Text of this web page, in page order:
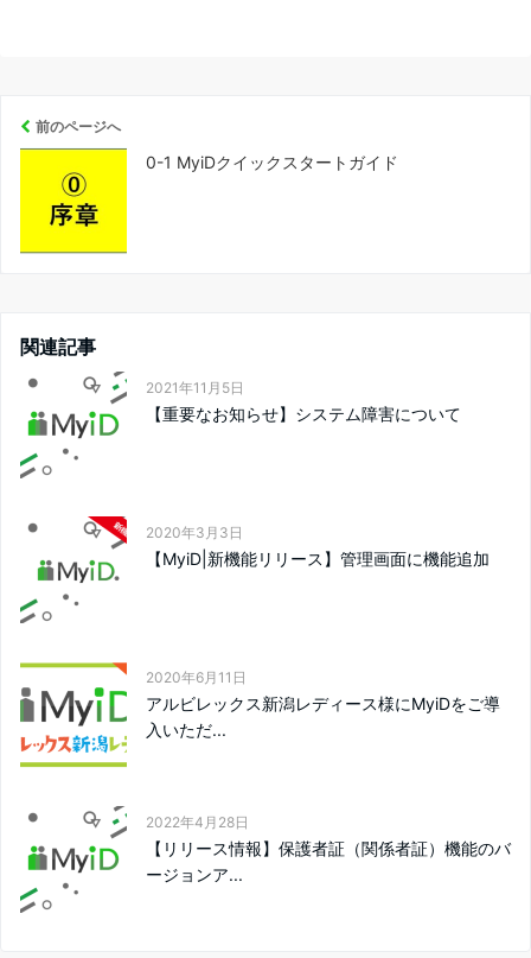
前のページへ
0-1 MyiDクイックスタートガイド
関連記事
2021年11月5日
【重要なお知らせ】システム障害について
2020年3月3日
【MyiD|新機能リリース】管理画面に機能追加
2020年6月11日
アルビレックス新潟レディース様にMyiDをご導
入いただ...
2022年4月28日
【リリース情報】保護者証（関係者証）機能のバ
ージョンア...